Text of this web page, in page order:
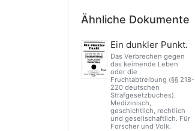
Ähnliche Dokumente
Ein dunkler Punkt.
Das Verbrechen gegen
das keimende Leben
oder die
Fruchtabtreibung (§§ 218-
220 deutschen
Strafgesetzbuches).
Medizinisch,
geschichtlich, rechtlich
und gesellschaftlich. Für
Forscher und Volk.